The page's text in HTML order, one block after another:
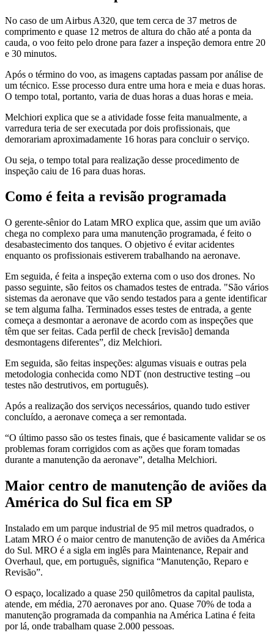
No caso de um Airbus A320, que tem cerca de 37 metros de
comprimento e quase 12 metros de altura do chão até a ponta da
cauda, o voo feito pelo drone para fazer a inspeção demora entre 20
e 30 minutos.
Após o término do voo, as imagens captadas passam por análise de
um técnico. Esse processo dura entre uma hora e meia e duas horas.
O tempo total, portanto, varia de duas horas a duas horas e meia.
Melchiori explica que se a atividade fosse feita manualmente, a
varredura teria de ser executada por dois profissionais, que
demorariam aproximadamente 16 horas para concluir o serviço.
Ou seja, o tempo total para realização desse procedimento de
inspeção caiu de 16 para duas horas.
Como é feita a revisão programada
O gerente-sênior do Latam MRO explica que, assim que um avião
chega no complexo para uma manutenção programada, é feito o
desabastecimento dos tanques. O objetivo é evitar acidentes
enquanto os profissionais estiverem trabalhando na aeronave.
Em seguida, é feita a inspeção externa com o uso dos drones. No
passo seguinte, são feitos os chamados testes de entrada. "São vários
sistemas da aeronave que vão sendo testados para a gente identificar
se tem alguma falha. Terminados esses testes de entrada, a gente
começa a desmontar a aeronave de acordo com as inspeções que
têm que ser feitas. Cada perfil de check [revisão] demanda
desmontagens diferentes”, diz Melchiori.
Em seguida, são feitas inspeções: algumas visuais e outras pela
metodologia conhecida como NDT (non destructive testing –ou
testes não destrutivos, em português).
Após a realização dos serviços necessários, quando tudo estiver
concluído, a aeronave começa a ser remontada.
“O último passo são os testes finais, que é basicamente validar se os
problemas foram corrigidos com as ações que foram tomadas
durante a manutenção da aeronave”, detalha Melchiori.
Maior centro de manutenção de aviões da
América do Sul fica em SP
Instalado em um parque industrial de 95 mil metros quadrados, o
Latam MRO é o maior centro de manutenção de aviões da América
do Sul. MRO é a sigla em inglês para Maintenance, Repair and
Overhaul, que, em português, significa “Manutenção, Reparo e
Revisão”.
O espaço, localizado a quase 250 quilômetros da capital paulista,
atende, em média, 270 aeronaves por ano. Quase 70% de toda a
manutenção programada da companhia na América Latina é feita
por lá, onde trabalham quase 2.000 pessoas.